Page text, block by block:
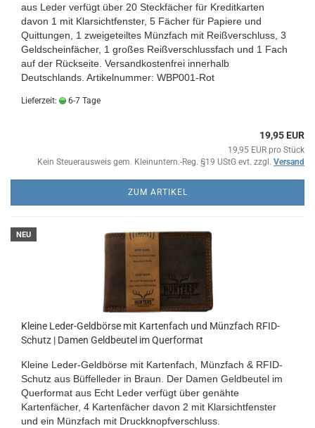
aus Leder verfügt über 20 Steckfächer für Kreditkarten
davon 1 mit Klarsichtfenster, 5 Fächer für Papiere und
Quittungen, 1 zweigeteiltes Münzfach mit Reißverschluss, 3
Geldscheinfächer, 1 großes Reißverschlussfach und 1 Fach
auf der Rückseite. Versandkostenfrei innerhalb
Deutschlands. Artikelnummer: WBP001-Rot
Lieferzeit: 6-7 Tage
19,95 EUR
19,95 EUR pro Stück
Kein Steuerausweis gem. Kleinuntern.-Reg. §19 UStG evt. zzgl. Versand
ZUM ARTIKEL
NEU
Kleine Leder-Geldbörse mit Kartenfach und Münzfach RFID-
Schutz | Damen Geldbeutel im Querformat
Kleine Leder-Geldbörse mit Kartenfach, Münzfach & RFID-
Schutz aus Büffelleder in Braun. Der Damen Geldbeutel im
Querformat aus Echt Leder verfügt über genähte
Kartenfächer, 4 Kartenfächer davon 2 mit Klarsichtfenster
und ein Münzfach mit Druckknopfverschluss.